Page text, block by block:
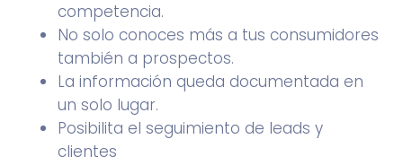
competencia.
No solo conoces más a tus consumidores
también a prospectos.
La información queda documentada en
un solo lugar.
Posibilita el seguimiento de leads y
clientes